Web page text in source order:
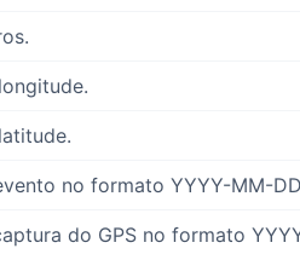
no formato YYYY-MM-
do GPS no formato